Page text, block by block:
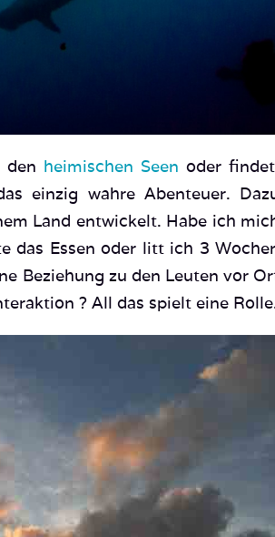
den heimischen Seen oder
einzig wahre Abenteuer.
Land entwickelt. Habe ich
das Essen oder litt ich 3
Beziehung zu den Leuten vor
? All das spielt eine